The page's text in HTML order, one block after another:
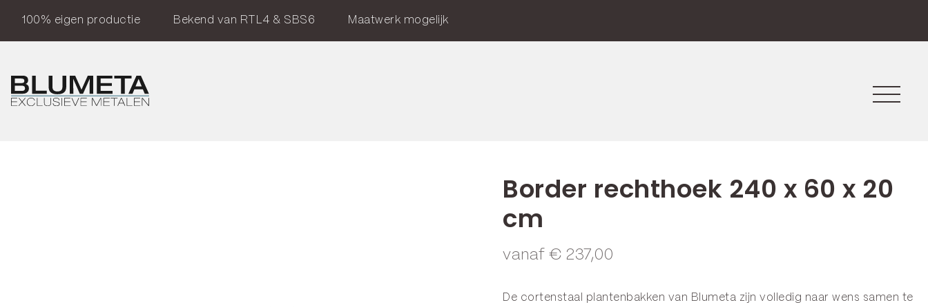
100% eigen productie Bekend van RTL4 & SBS6 Maatwerk mogelijk
Border rechthoek 240 x 60 x 20
cm
vanaf € 237,00
De cortenstaal plantenbakken van Blumeta zijn volledig naar wens samen te